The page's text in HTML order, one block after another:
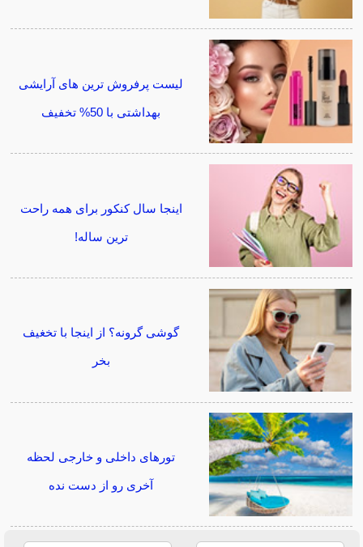
لیست پرفروش ترین های آرایشی
بهداشتی با 50% تخفیف
اینجا سال کنکور برای همه راحت
ترین ساله!
گوشی گرونه؟ از اینجا با تخغیف
بخر
تورهای داخلی و خارجی لحظه
آخری رو از دست نده